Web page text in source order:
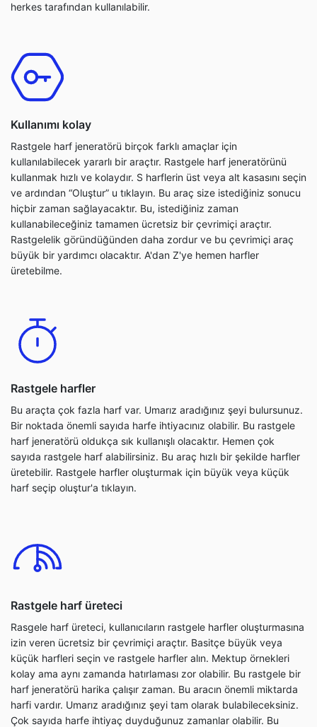
herkes tarafından kullanılabilir.
Kullanımı kolay
Rastgele harf jeneratörü birçok farklı amaçlar için
kullanılabilecek yararlı bir araçtır. Rastgele harf jeneratörünü
kullanmak hızlı ve kolaydır. S harflerin üst veya alt kasasını seçin
ve ardından “Oluştur” u tıklayın. Bu araç size istediğiniz sonucu
hiçbir zaman sağlayacaktır. Bu, istediğiniz zaman
kullanabileceğiniz tamamen ücretsiz bir çevrimiçi araçtır.
Rastgelelik göründüğünden daha zordur ve bu çevrimiçi araç
büyük bir yardımcı olacaktır. A'dan Z'ye hemen harfler
üretebilme.
Rastgele harfler
Bu araçta çok fazla harf var. Umarız aradığınız şeyi bulursunuz.
Bir noktada önemli sayıda harfe ihtiyacınız olabilir. Bu rastgele
harf jeneratörü oldukça sık kullanışlı olacaktır. Hemen çok
sayıda rastgele harf alabilirsiniz. Bu araç hızlı bir şekilde harfler
üretebilir. Rastgele harfler oluşturmak için büyük veya küçük
harf seçip oluştur'a tıklayın.
Rastgele harf üreteci
Rasgele harf üreteci, kullanıcıların rastgele harfler oluşturmasına
izin veren ücretsiz bir çevrimiçi araçtır. Basitçe büyük veya
küçük harfleri seçin ve rastgele harfler alın. Mektup örnekleri
kolay ama aynı zamanda hatırlaması zor olabilir. Bu rastgele bir
harf jeneratörü harika çalışır zaman. Bu aracın önemli miktarda
harfi vardır. Umarız aradığınız şeyi tam olarak bulabileceksiniz.
Çok sayıda harfe ihtiyaç duyduğunuz zamanlar olabilir. Bu